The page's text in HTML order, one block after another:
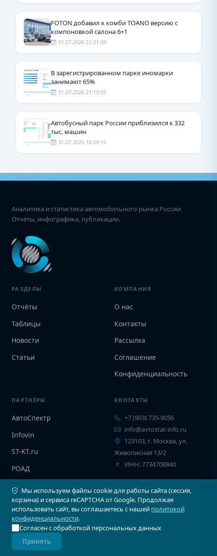
FOTON добавил к комби TOANO версию с
компоновкой салона 6+1
31.07.2026 22:31:09
В зарегистрированном парке иномарки
занимают 65%
31.07.2026 21:19:55
Автобусный парк России приблизился к 332
тыс. машин
31.07.2026 10:29:15
Аналитика и статистика автомобильного рынка России.
Отчёты, инфографика, публикации.
РАЗДЕЛЫ
Отчёты
Таблицы
Новости
Статьи
КОМПАНИЯ
О нас
Контакты
Рассылка
Соглашение
Конфиденциальность
ПАРТНЁРЫ
АвтоСпектр
Infovin
ST-KT.ru
РОАД
КОНТАКТЫ
+7 (903) 735-9056
info@avtostat-info.ru
123103, г. Москва, ул.
Живописная 13/2
ИНН: 7734708840
© 2026 Автостат Инфо. Все права защищены.
Карта сайтаСоглашение
Мы используем файлы cookie для работы сайта (сессия,
корзина) и сервиса reCAPTCHA от Google. Продолжая
использовать сайт, вы соглашаетесь с нашей политикой
конфиденциальности.
Согласен с обработкой персональных данных
Принять